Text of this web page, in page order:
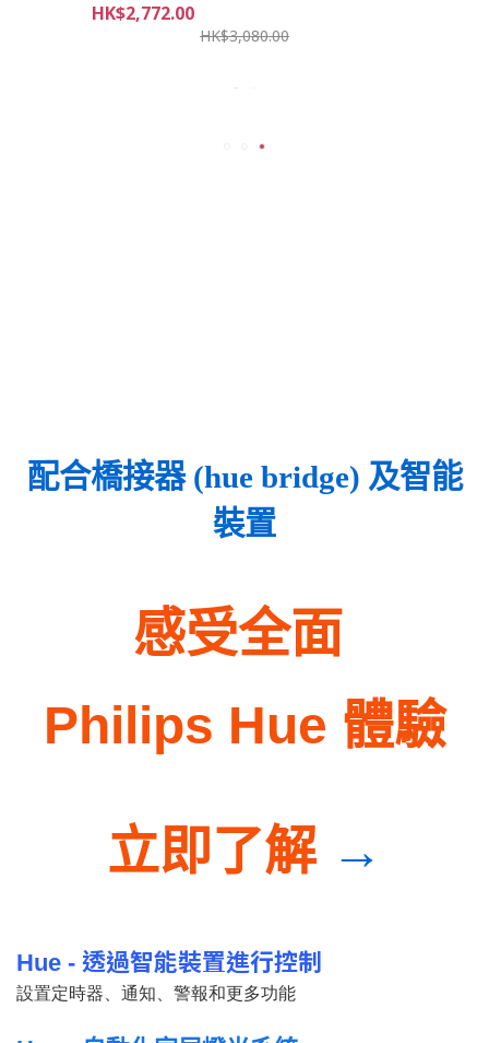
HK$2,772.00
HK$3,080.00
配合橋接器(hue bridge) 及智能
裝置
感受全面
Philips Hue 體驗
立即了解 →
Hue - 透過智能裝置進行控制
設置定時器、通知、警報和更多功能